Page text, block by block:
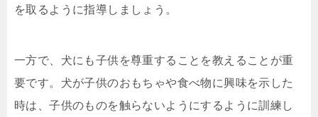
を取るように指導しましょう。
一方で、犬にも子供を尊重することを教えることが重
要です。犬が子供のおもちゃや食べ物に興味を示した
時は、子供のものを触らないようにするように訓練し